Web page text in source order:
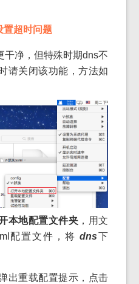
超时问题
干净，但特殊时期dns不
请关闭该功能，方法如
本地配置文件夹 ，用文
配置文件，将dns下
出重载配置提示，点击